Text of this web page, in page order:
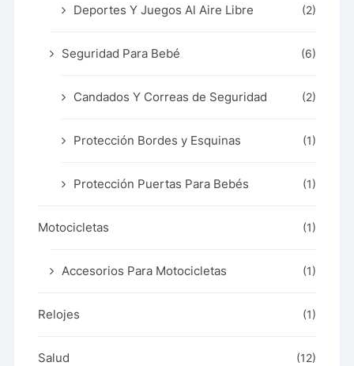
Deportes Y Juegos Al Aire Libre (2)
Seguridad Para Bebé (6)
Candados Y Correas de Seguridad (2)
Protección Bordes y Esquinas (1)
Protección Puertas Para Bebés (1)
Motocicletas (1)
Accesorios Para Motocicletas (1)
Relojes (1)
Salud (12)